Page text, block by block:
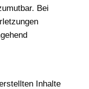
Bei
Inhalte